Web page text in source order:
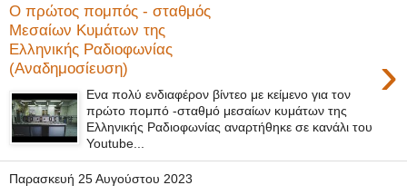
Ο πρώτος πομπός - σταθμός
Μεσαίων Κυμάτων της
Ελληνικής Ραδιοφωνίας
(Αναδημοσίευση)
›
Ενα πολύ ενδιαφέρον βίντεο με κείμενο για τον
πρώτο πομπό -σταθμό μεσαίων κυμάτων της
Ελληνικής Ραδιοφωνίας αναρτήθηκε σε κανάλι του
Youtube...
Παρασκευή 25 Αυγούστου 2023